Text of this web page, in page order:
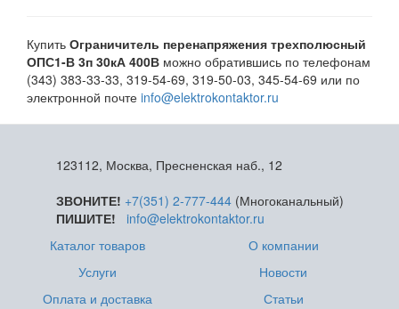
Купить Ограничитель перенапряжения трехполюсный
ОПС1-В 3п 30кА 400В можно обратившись по телефонам
(343) 383-33-33, 319-54-69, 319-50-03, 345-54-69 или по
электронной почте info@elektrokontaktor.ru
123112, Москва, Пресненская наб., 12
ЗВОНИТЕ! +7(351) 2-777-444(Многоканальный)
ПИШИТЕ!
info@elektrokontaktor.ru
Каталог товаров
Услуги
Оплата и доставка
О компании
Новости
Статьи